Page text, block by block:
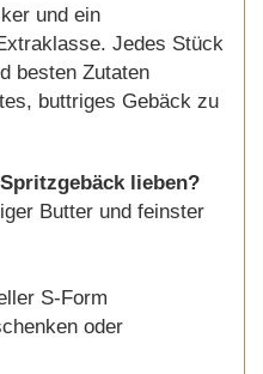
und ein
Jedes Stück
besten Zutaten
buttriges Gebäck zu
lieben?
Butter und feinster
S-Form
oder